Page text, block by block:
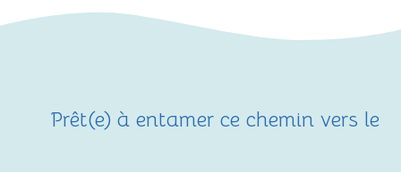
Prêt(e) à entamer ce chemin vers le